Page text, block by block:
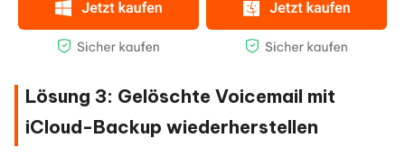
Lösung 3: Gelöschte Voicemail mit
iCloud-Backup wiederherstellen